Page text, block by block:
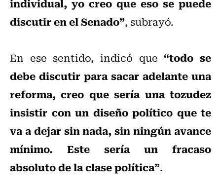
discutir en el Senado”, subrayó.
En ese sentido, indicó que“todo se
debe discutir para sacar adelante una
reforma, creo que sería una tozudez
insistir con un diseño político que te
va a dejar sin nada, sin ningún avance
mínimo. Este sería un fracaso
absoluto de la clase política”.